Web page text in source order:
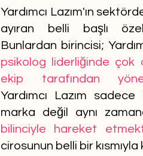
Yardımcı Lazım'ın
ayıran belli başlı
Bunlardan birincisi;
psikolog liderliğinde çok
ekip tarafından
Yardımcı Lazım
marka değil aynı
bilinciyle hareket
cirosunun belli bir kısmıyla